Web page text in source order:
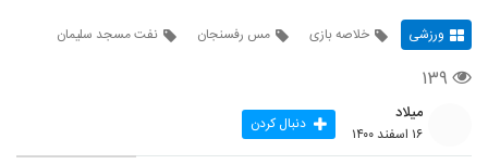
ورزشی خلاصه بازی مس رفسنجان نفت مسجد سلیمان
۱۳۹
میلاد
۱۶ اسفند ۱۴۰۰ دنبال کردن